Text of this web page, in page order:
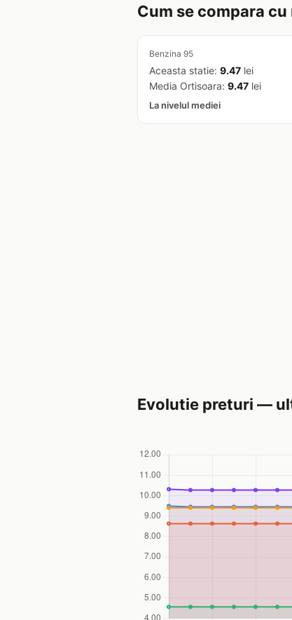
Cum se compara
Benzina 95
Aceasta statie: 9.47 lei
Media Ortisoara: 9.47 lei
La nivelul mediei
Evolutie preturi —